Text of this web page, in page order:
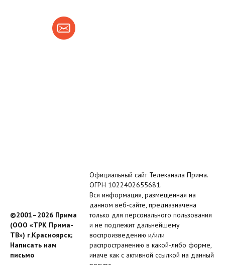
©2001–2026 Прима
(ООО «ТРК Прима-
ТВ») г.Красноярск;
Написать нам
письмо
Официальный сайт Телеканала Прима.
ОГРН 1022402655681.
Вся информация, размещенная на
данном веб-сайте, предназначена
только для персонального пользования
и не подлежит дальнейшему
воспроизведению и/или
распространению в какой-либо форме,
иначе как с активной ссылкой на данный